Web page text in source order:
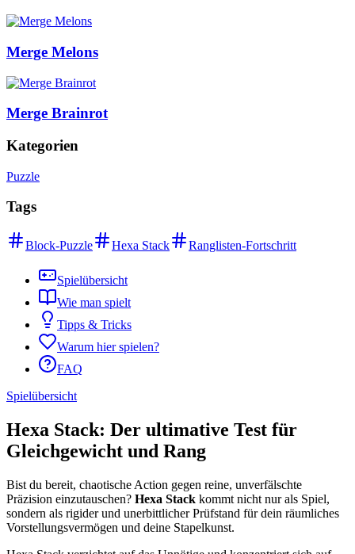
Merge Melons
Merge Brainrot
Kategorien
Puzzle
Tags
Block-Puzzle Hexa Stack Ranglisten-Fortschritt
Spielübersicht
Wie man spielt
Tipps & Tricks
Warum hier spielen?
FAQ
Spielübersicht
Hexa Stack: Der ultimative Test für
Gleichgewicht und Rang
Bist du bereit, chaotische Action gegen reine, unverfälschte
Präzision einzutauschen? Hexa Stack kommt nicht nur als Spiel,
sondern als rigider und unerbittlicher Prüfstand für dein räumliches
Vorstellungsvermögen und deine Stapelkunst.